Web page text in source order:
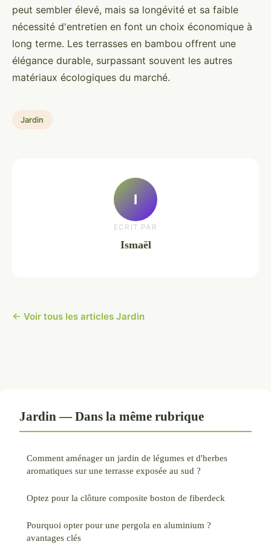
peut sembler élevé, mais sa longévité et sa faible
nécessité d'entretien en font un choix économique à
long terme. Les terrasses en bambou offrent une
élégance durable, surpassant souvent les autres
matériaux écologiques du marché.
Jardin
I
ECRIT PAR
Ismaël
← Voir tous les articles Jardin
Jardin — Dans la même rubrique
Comment aménager un jardin de légumes et d'herbes
aromatiques sur une terrasse exposée au sud ?
Optez pour la clôture composite boston de fiberdeck
Pourquoi opter pour une pergola en aluminium ?
avantages clés